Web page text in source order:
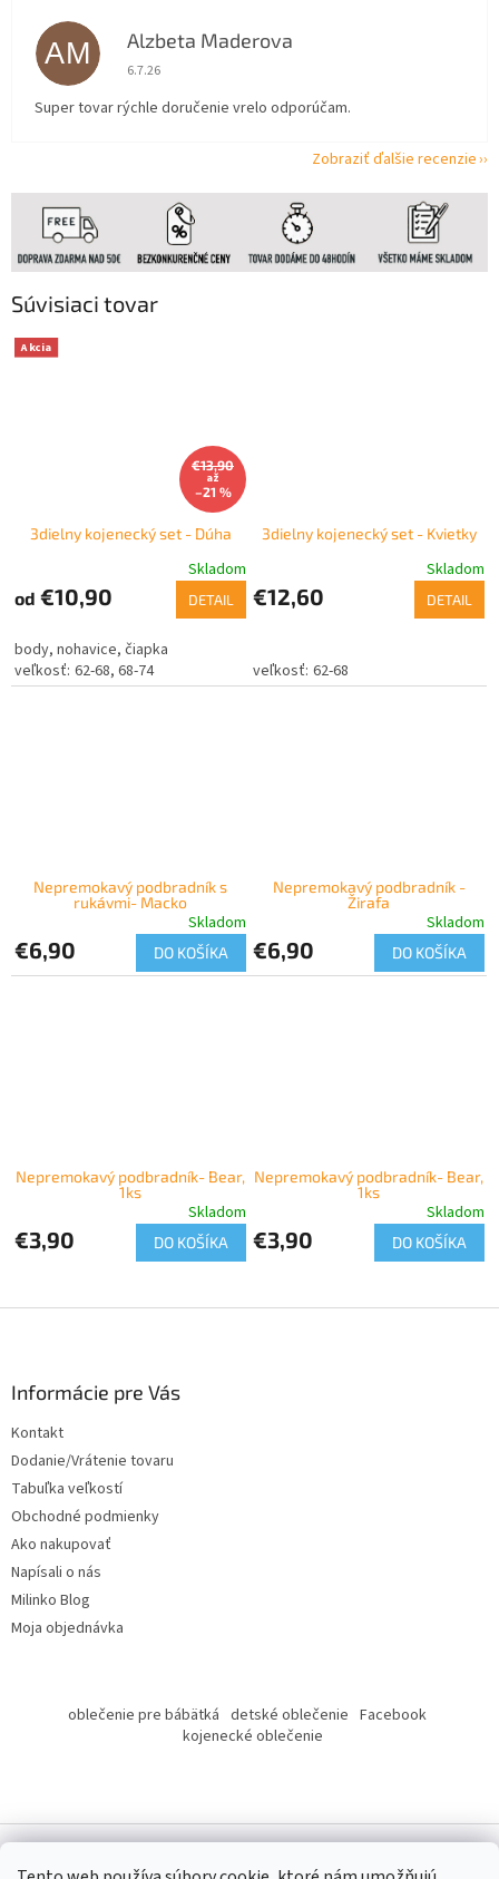
Súvisiaci tovar
Akcia
€13,90
až
–21 %
3dielny kojenecký set - Dúha
Skladom
od €10,90 DETAIL
body, nohavice, čiapka
62-68 68-74
3dielny kojenecký set - Kvietky
Skladom
€12,60 DETAIL
62-68
Nepremokavý podbradník s
rukávmi- Macko
Skladom
€6,90 DO KOŠÍKA
Nepremokavý podbradník -
Žirafa
Skladom
€6,90 DO KOŠÍKA
Nepremokavý podbradník- Bear,
1ks
Skladom
€3,90 DO KOŠÍKA
Nepremokavý podbradník- Bear,
1ks
Skladom
€3,90 DO KOŠÍKA
AM Alzbeta Maderova
Hodnotenie obchodu je 5 z 5 hviezdičiek.
6.7.26
Super tovar rýchle doručenie vrelo odporúčam.
Zobraziť ďalšie recenzie
Informácie pre Vás
Kontakt
Dodanie/Vrátenie tovaru
Tabuľka veľkostí
Obchodné podmienky
Ako nakupovať
Napísali o nás
Milinko Blog
Moja objednávka
oblečenie pre bábätká detské oblečenie Facebook
kojenecké oblečenie